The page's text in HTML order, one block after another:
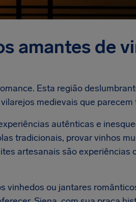
amantes de
Esta região
medievais que
autênticas e
tradicionais, provar vinhos
artesanais são experiências
vinhedos ou jantares